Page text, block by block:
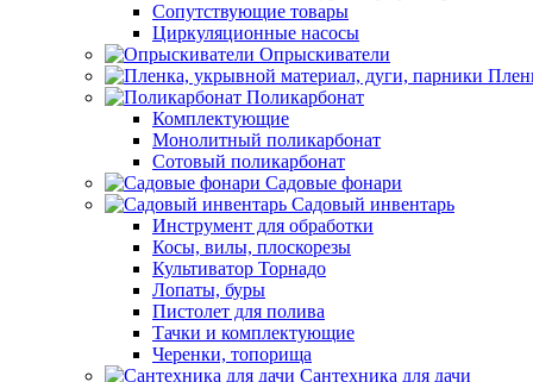
Сопутствующие товары
Циркуляционные насосы
Опрыскиватели
Поликарбонат
Комплектующие
Монолитный поликарбонат
Сотовый поликарбонат
Садовые фонари
Садовый инвентарь
Инструмент для обработки
Косы, вилы, плоскорезы
Культиватор Торнадо
Лопаты, буры
Пистолет для полива
Тачки и комплектующие
Черенки, топорища
Сантехника для дачи